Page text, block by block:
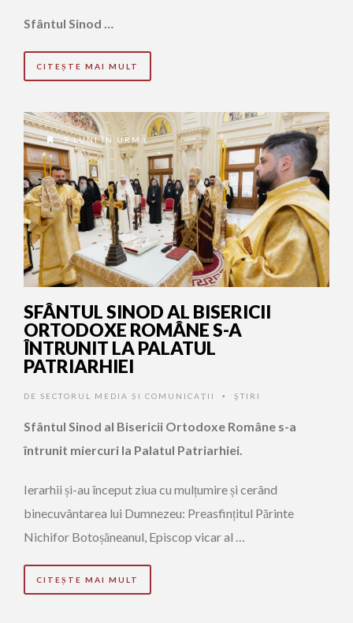
Sfântul Sinod …
CITEȘTE MAI MULT
2 LUNI ÎN URMĂ
SFÂNTUL SINOD AL BISERICII
ORTODOXE ROMÂNE S-A
ÎNTRUNIT LA PALATUL
PATRIARHIEI
DE SECTORUL MEDIA ȘI COMUNICAȚII • ŞTIRI
Sfântul Sinod al Bisericii Ortodoxe Române s-a
întrunit miercuri la Palatul Patriarhiei.
Ierarhii și-au început ziua cu mulțumire și cerând
binecuvântarea lui Dumnezeu: Preasfințitul Părinte
Nichifor Botoșăneanul, Episcop vicar al …
CITEȘTE MAI MULT